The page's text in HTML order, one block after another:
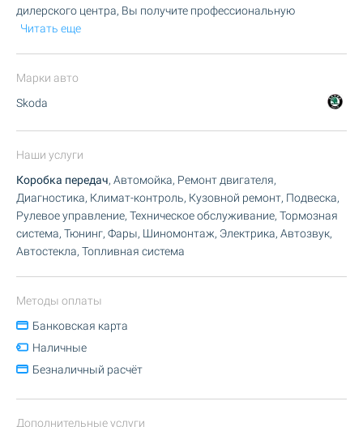
дилерского центра, Вы получите профессиональную
Читать еще
Марки авто
Skoda
Наши услуги
Коробка передач, Автомойка, Ремонт двигателя,
Диагностика, Климат-контроль, Кузовной ремонт, Подвеска,
Рулевое управление, Техническое обслуживание, Тормозная
система, Тюнинг, Фары, Шиномонтаж, Электрика, Автозвук,
Автостекла, Топливная система
Методы оплаты
Банковская карта
Наличные
Безналичный расчёт
Дополнительные услуги